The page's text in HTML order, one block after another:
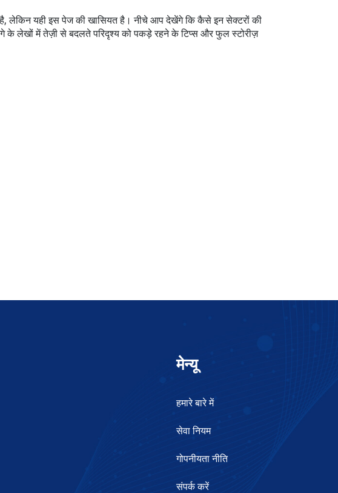
लेकिन यही इस पेज की खासियत है। नीचे आप देखेंगे कि कैसे इन सेक्टरों की
के लेखों में तेज़ी से बदलते परिदृश्य को पकड़े रहने के टिप्स और फुल स्टोरीज़
मेन्यू
हमारे बारे में
सेवा नियम
गोपनीयता नीति
संपर्क करें